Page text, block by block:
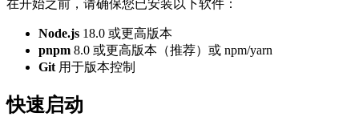
在开始之前，请确保您已安装以下软件：
Node.js 18.0 或更高版本
pnpm 8.0 或更高版本（推荐）或 npm/yarn
Git 用于版本控制
快速启动